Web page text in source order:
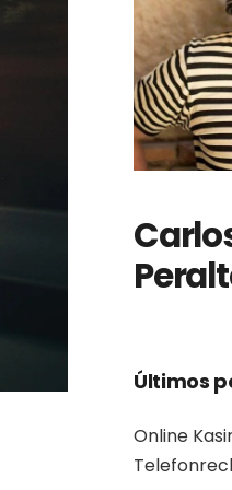
Últimos
Online